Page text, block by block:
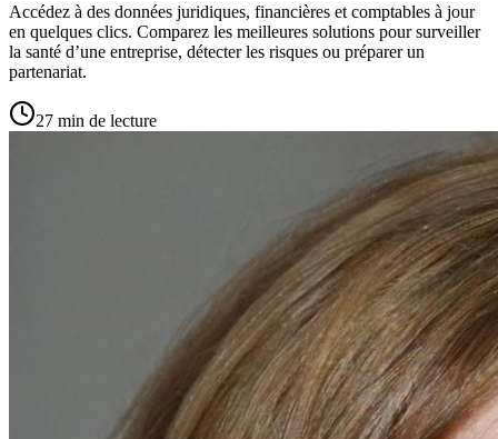
Accédez à des données juridiques, financières et comptables à jour
en quelques clics. Comparez les meilleures solutions pour surveiller
la santé d’une entreprise, détecter les risques ou préparer un
partenariat.
27 min de lecture